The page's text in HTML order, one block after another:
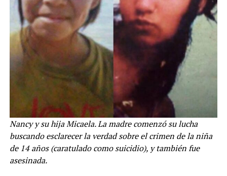
Nancy y su hija Micaela. La madre comenzó su lucha
buscando esclarecer la verdad sobre el crimen de la niña
de 14 años (caratulado como suicidio), y también fue
asesinada.